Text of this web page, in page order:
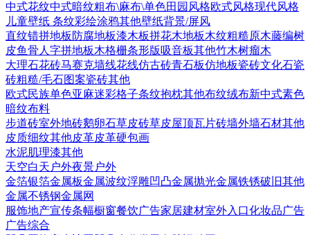
中式花纹中式暗纹粗布\麻布\单色田园风格欧式风格现代风格
儿童壁纸 条纹彩绘涂鸦其他壁纸背景/屏风
直纹错拼地板 防腐地板漆木板拼花木地板木纹粗糙原木藤编树
皮鱼骨人字拼地板木格栅条形版吸音板其他竹木树瘤木
大理石花砖马赛克墙线花线仿古砖青石板仿地板瓷砖文化石瓷
砖粗糙/毛石图案瓷砖其他
欧式民族单色亚麻迷彩格子条纹抱枕其他布纹绒布新中式素色
暗纹布料
步道砖室外地砖鹅卵石草皮砖草皮屋顶瓦片砖墙外墙石材其他
皮质细纹其他皮革皮革硬包画
水泥肌理漆其他
天空白天户外夜景户外
金箔银箔金属板金属波纹浮雕凹凸金属抛光金属铁锈破旧其他
金属不锈钢金属网
服饰地产宣传条幅橱窗餐饮广告家居建材室外入口化妆品广告
广告综合